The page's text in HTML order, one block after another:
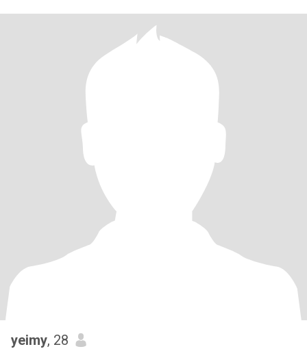
yeimy, 28